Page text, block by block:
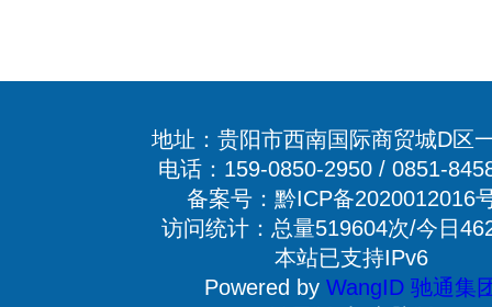
地址：贵阳市西南国际商贸城D区
电话：159-0850-2950 / 0851-
备案号：黔ICP备2020012016
访问统计：总量519604次/今日
本站已支持IPv6
Powered by WangID 驰通集